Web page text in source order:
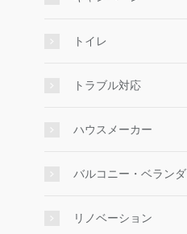
トイレ
トラブル対応
ハウスメーカー
バルコニー・ベランダ
リノベーション